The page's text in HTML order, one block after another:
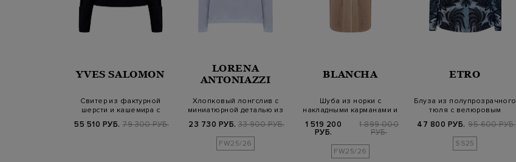
YVES SALOMON
Свитер из фактурной
шерсти и кашемира с
55 510 РУБ. 79 300 РУБ.
LORENA
ANTONIAZZI
Хлопковый лонгслив с
миниатюрной деталью из
23 730 РУБ. 33 900 РУБ.
FW25/26
BLANCHA
Шуба из норки с
накладными карманами и
1 519 200
РУБ.
1 899 000
РУБ.
FW25/26
ETRO
Блуза из полупрозрачного
тюля с велюровым
47 800 РУБ. 95 600 РУБ.
SS25